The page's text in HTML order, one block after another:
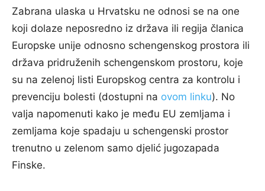
Zabrana ulaska u Hrvatsku ne odnosi se na one
koji dolaze neposredno iz država ili regija članica
Europske unije odnosno schengenskog prostora ili
država pridruženih schengenskom prostoru, koje
su na zelenoj listi Europskog centra za kontrolu i
prevenciju bolesti (dostupni na ovom linku). No
valja napomenuti kako je među EU zemljama i
zemljama koje spadaju u schengenski prostor
trenutno u zelenom samo djelić jugozapada
Finske.